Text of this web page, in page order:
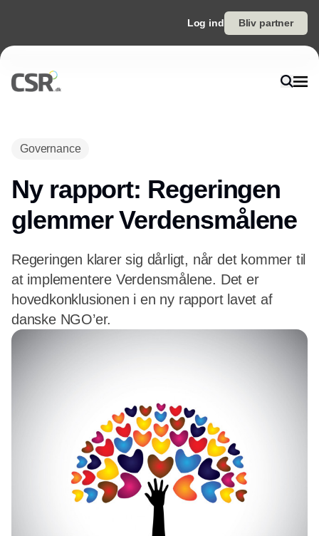
Log ind Bliv partner
Governance
Ny rapport: Regeringen
glemmer Verdensmålene
Regeringen klarer sig dårligt, når det kommer til
at implementere Verdensmålene. Det er
hovedkonklusionen i en ny rapport lavet af
danske NGO’er.